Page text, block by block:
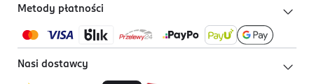
Metody płatności
Nasi dostawcy